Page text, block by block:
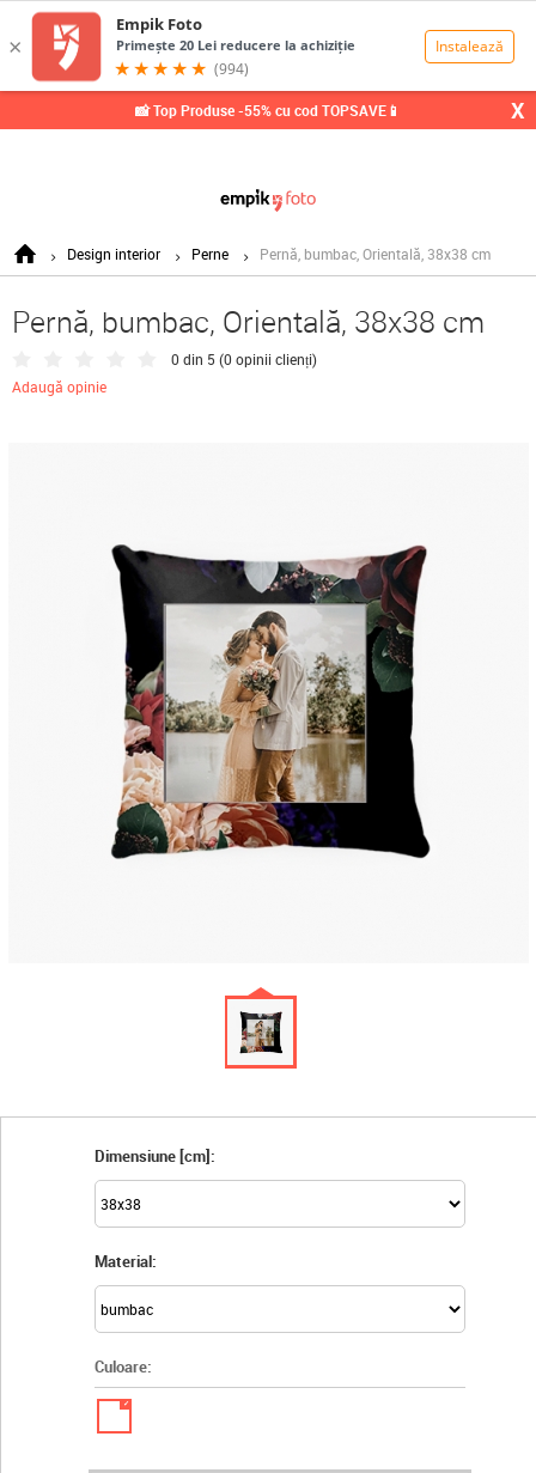
📸 Top Produse -55% cu cod TOPSAVE📱 X
Design interior Perne Pernă, bumbac, Orientală, 38x38 cm
Pernă, bumbac, Orientală, 38x38 cm
0 din 5 (0 opinii clienți)
Adaugă opinie
Dimensiune [cm]:
Material:
Culoare:
✓